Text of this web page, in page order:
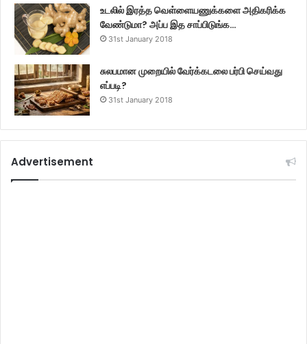
உடலில் இரத்த வெள்ளையணுக்களை அதிகரிக்க
வேண்டுமா? அப்ப இத சாப்பிடுங்க…
31st January 2018
சுலபமான முறையில் வேர்க்கடலை பர்பி செய்வது
எப்படி?
31st January 2018
Advertisement